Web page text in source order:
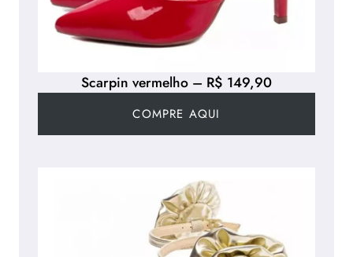
Scarpin vermelho – R$ 149,90
COMPRE AQUI